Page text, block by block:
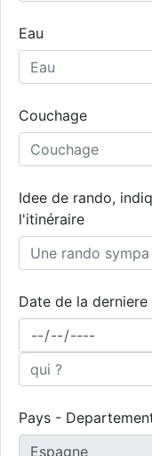
Eau
Couchage
Idee de rando,
l'itinéraire
Date de la
Pays -